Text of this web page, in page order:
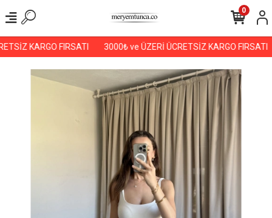
KARGO FIRSATI 3000₺ ve ÜZERİ ÜCRETSİZ KARGO FIRSATI
0